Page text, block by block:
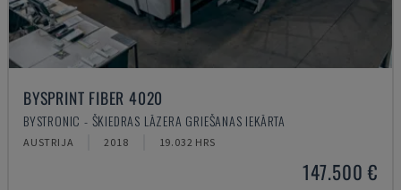
BYSPRINT FIBER 4020
BYSTRONIC - ŠĶIEDRAS LĀZERA GRIEŠANAS IEKĀRTA
AUSTRIJA 2018 19.032 HRS
147.500 €